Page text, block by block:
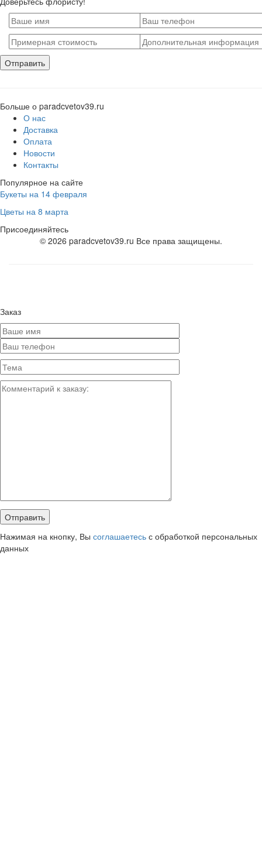
Больше о paradcvetov39.ru
О нас
Доставка
Оплата
Новости
Контакты
Популярное на сайте
Букеты на 14 февраля
Цветы на 8 марта
Присоединяйтесь
© 2026 paradcvetov39.ru Все права защищены.
Заказ
Нажимая на кнопку, Вы соглашаетесь с обработкой персональных
данных